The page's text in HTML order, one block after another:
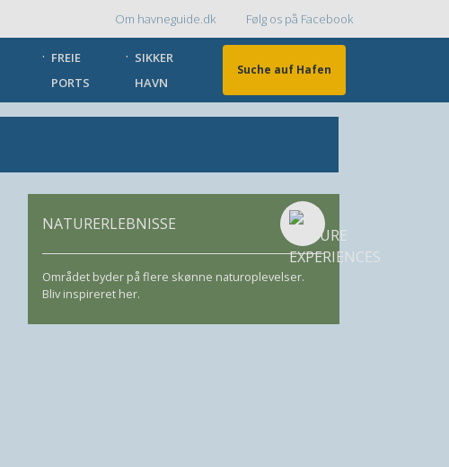
Topmenu
Om havneguide.dk Følg os på Facebook
FREIE
PORTS
SIKKER
HAVN
Suche auf Hafen
NATURERLEBNISSE
Området byder på flere skønne naturoplevelser.
Bliv inspireret her.